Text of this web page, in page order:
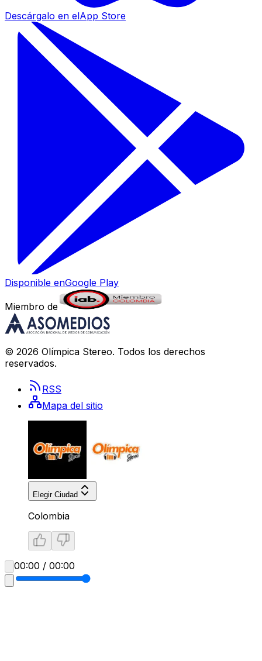
Descárgalo en elApp Store
Disponible enGoogle Play
Miembro de
© 2026 Olímpica Stereo. Todos los derechos
reservados.
RSS
Mapa del sitio
Elegir Ciudad
Colombia
00:00 / 00:00